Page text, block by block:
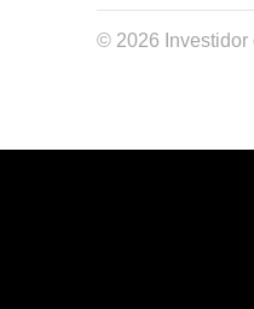
© 2026 Investidor